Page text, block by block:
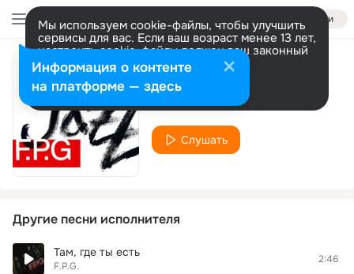
Войти
Мы используем cookie-файлы, чтобы улучшить
сервисы для вас. Если ваш возраст менее 13 лет,
настроить cookie-файлы должен ваш законный
представитель. Больше информации
Разрешить все Настроить
Думай!
F.P.G.
Слушать
Другие песни исполнителя
Там, где ты есть
F.P.G.
2:46
Информация о контенте
на платформе — здесь